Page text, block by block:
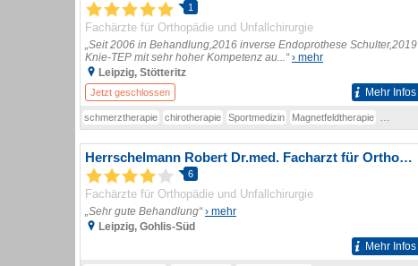
1
Fachärzte für Orthopädie und Unfallchirurgie
„Seit 2006 in Behandlung,2016 inverse Endoprothese Schulter,2019
Knie-TEP mit sehr hoher Kompetenz au...“› mehr
Leipzig, Stötteritz
Jetzt geschlossen Mehr Infos
schmerztherapie chirotherapie Sportmedizin Magnetfeldtherapie
Herrschelmann Robert Dr.med. Facharzt für Orthopädie
6
Fachärzte für Orthopädie und Unfallchirurgie
„Sehr gute Behandlung“› mehr
Leipzig, Gohlis-Süd
Mehr Infos